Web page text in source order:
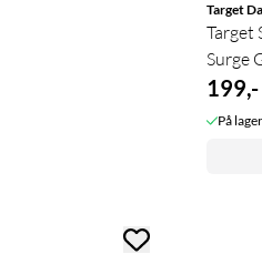
Target
Target
Surge
199,-
På lager